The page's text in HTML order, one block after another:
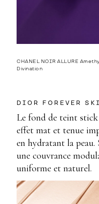
CHANEL NOIR ALLURE
Divination
DIOR FOREVER
Le fond de teint
effet mat et tenue
en hydratant la
une couvrance
uniforme et naturel.